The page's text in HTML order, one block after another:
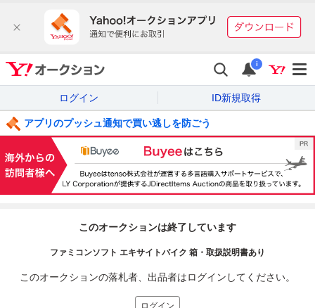
i
ログイン ID新規取得
アプリのプッシュ通知で買い逃しを防ごう
このオークションは終了しています
ファミコンソフト エキサイトバイク 箱・取扱説明書あり
このオークションの落札者、出品者はログインしてください。